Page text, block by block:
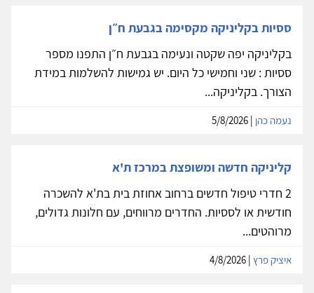
ססיות בקליניקה מקסימה בגבעת ח״ן
בקליניקה יפה שקטה ונעימה בגבעת ח״ן התפנו מספר
ססיות : שני וחמישי כל היום. יש גמישות להשלמות במידת
הצורך. בקליניקה...
נעמה כהן
קליניקה חדשה ומשופצת במרכז ת'א
2 חדרי טיפול חדשים ברחוב אחוזת בית בת'א להשכרה
חודשית או לססיות. החדרים מרווחים, עם חלונות גדולים,
מרוהטים...
איציק פרץ